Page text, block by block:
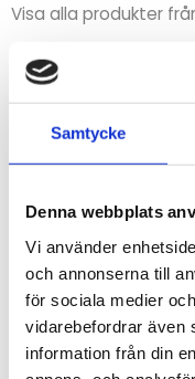
Samtycke
Denna webbplats
Vi använder
och annonserna till
för sociala medier
vidarebefordrar även
information från din
Visa alla produkter
Beskrivning
Temperaturgivare
Specifikationer
Omdömen